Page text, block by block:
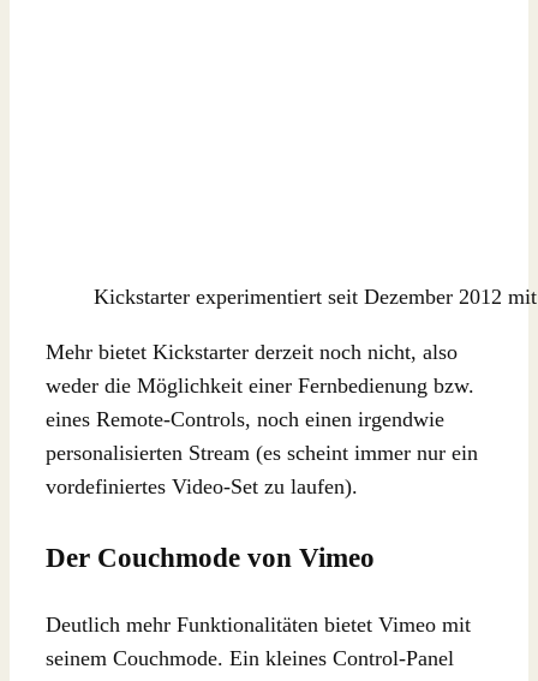
Kickstarter experimentiert seit Dezember 2012
Mehr bietet Kickstarter derzeit noch nicht, also
weder die Möglichkeit einer Fernbedienung bzw.
eines Remote-Controls, noch einen irgendwie
personalisierten Stream (es scheint immer nur ein
vordefiniertes Video-Set zu laufen).
Der Couchmode von Vimeo
Deutlich mehr Funktionalitäten bietet Vimeo mit
seinem Couchmode. Ein kleines Control-Panel